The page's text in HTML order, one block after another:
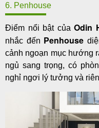
6. Penhouse
Điểm nổi bật củaOdin
nhắc đến Penhouse
cảnh ngoạn mục hướng
ngủ sang trọng, có
nghỉ ngơi lý tưởng và